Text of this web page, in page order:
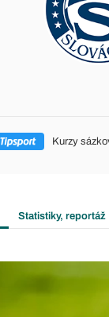
Kurzy
Statistiky, reportáž